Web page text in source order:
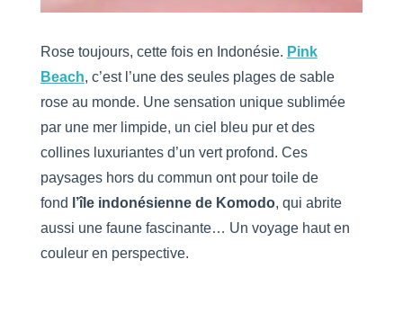
Rose toujours, cette fois en Indonésie. Pink
Beach, c’est l’une des seules plages de sable
rose au monde. Une sensation unique sublimée
par une mer limpide, un ciel bleu pur et des
collines luxuriantes d’un vert profond. Ces
paysages hors du commun ont pour toile de
fond
l’île indonésienne de Komodo, qui abrite
aussi une faune fascinante… Un voyage haut en
couleur en perspective.